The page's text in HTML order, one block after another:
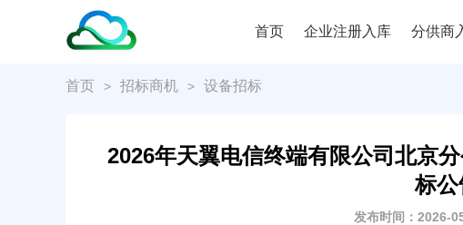
首页 企业注册入库 分供商
首页 > 招标商机 > 设备招标
2026年天翼电信终端有限公司北京
标公
发布时间：2026-